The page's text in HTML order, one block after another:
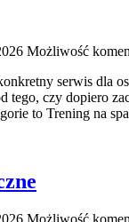
Możliwość
serwis dla
tego, czy dopiero
to Trening na
Możliwość